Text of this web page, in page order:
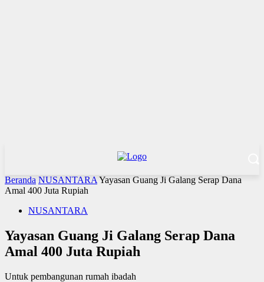
Beranda NUSANTARA Yayasan Guang Ji Galang Serap Dana
Amal 400 Juta Rupiah
NUSANTARA
Yayasan Guang Ji Galang Serap Dana
Amal 400 Juta Rupiah
Untuk pembangunan rumah ibadah